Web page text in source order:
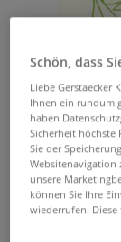
Eine
Schön, dass
Liebe Gerstaecker
Ihnen ein rundum
haben
Sicherheit höchste
Sie der
Websitenavigation
unsere
können Sie Ihre
wiederrufen.